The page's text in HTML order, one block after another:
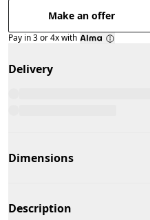
Make an offer
Pay in 3 or 4x with
Delivery
Dimensions
Description